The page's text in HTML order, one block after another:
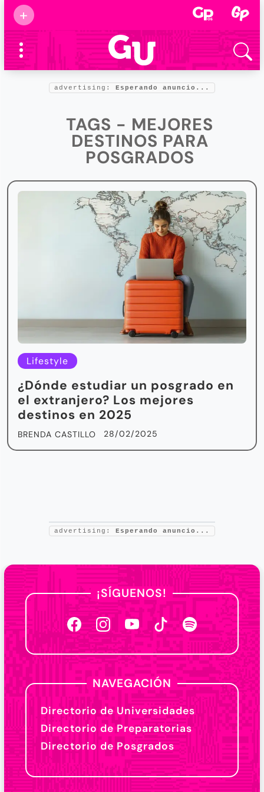
+
Supermamás
2025
Marcas de
confianza
Foro salud
advertising: Esperando anuncio...
TAGS - MEJORES
DESTINOS PARA
POSGRADOS
Lifestyle
¿Dónde estudiar un posgrado en
el extranjero? Los mejores
destinos en 2025
BRENDA CASTILLO 28/02/2025
advertising: Esperando anuncio...
¡SÍGUENOS!
NAVEGACIÓN
Directorio de Universidades
Directorio de Preparatorias
Directorio de Posgrados